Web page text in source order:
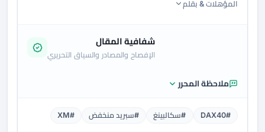
المؤهلات & بقلم
شفافية المقال
الإفصاح والمصادر والسياق التحريري
ملاحظة المحرر
#DAX40 #سكالبينغ #سبريد منخفض #XM